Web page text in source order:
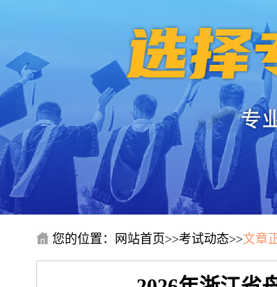
您的位置： 网站首页>>考试动态>>文章